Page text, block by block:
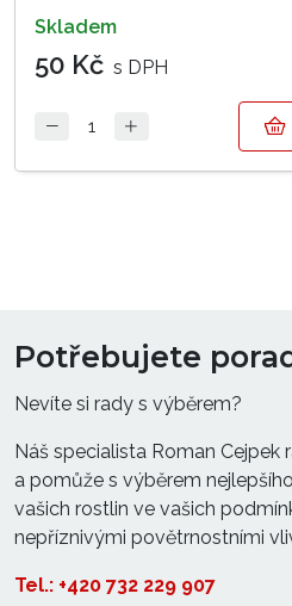
skladem
50 Kč s DPH
Potřebujete
Nevíte si rady s výběrem?
Náš specialista Roman
a pomůže s výběrem
vašich rostlin ve vašich
nepříznivými povětrnostními
Tel.: +420 732 229 907